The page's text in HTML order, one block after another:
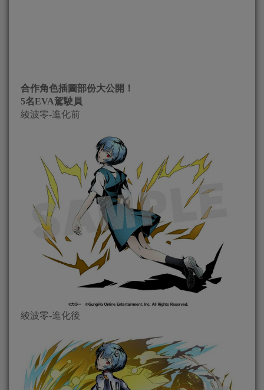
合作角色插圖部份大公開！
5名EVA駕駛員
綾波零-進化前
綾波零-進化後